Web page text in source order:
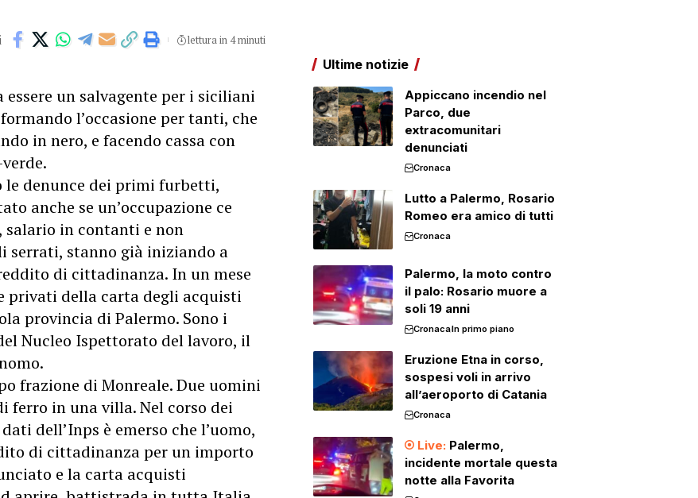
lettura in 4 minuti
un salvagente per i siciliani
l’occasione per tanti, che
in nero, e facendo cassa con
le denunce dei primi furbetti,
anche se un’occupazione ce
salario in contanti e non
serrati, stanno già iniziando a
di cittadinanza. In un mese
privati della carta degli acquisti
provincia di Palermo. Sono i
Nucleo Ispettorato del lavoro, il
frazione di Monreale. Due uomini
ferro in una villa. Nel corso dei
dell’Inps è emerso che l’uomo,
di cittadinanza per un importo
e la carta acquisti
Ultime notizie
Appiccano incendio nel
Parco, due
extracomunitari
denunciati
Cronaca
Lutto a Palermo, Rosario
Romeo era amico di tutti
Cronaca
Palermo, la moto contro
il palo: Rosario muore a
soli 19 anni
CronacaIn primo piano
Eruzione Etna in corso,
sospesi voli in arrivo
all’aeroporto di Catania
Cronaca
Palermo,
incidente mortale questa
notte alla Favorita